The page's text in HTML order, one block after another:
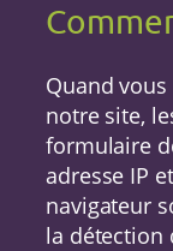
Quand
notre site,
formulaire
adresse IP
navigateur
la détection